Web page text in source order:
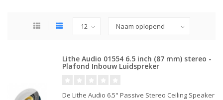
Lithe Audio 01554 6.5 inch (87 mm) stereo -
Plafond Inbouw Luidspreker
De Lithe Audio 6.5" Passive Stereo Ceiling Speaker